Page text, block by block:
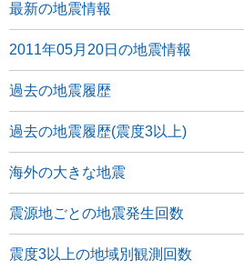
最新の地震情報
2011年05月20日の地震情報
過去の地震履歴
過去の地震履歴(震度3以上)
海外の大きな地震
震源地ごとの地震発生回数
震度3以上の地域別観測回数